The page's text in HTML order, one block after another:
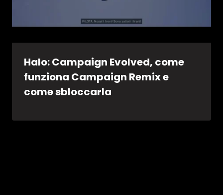
Halo: Campaign Evolved, come
funziona Campaign Remix e
come sbloccarla